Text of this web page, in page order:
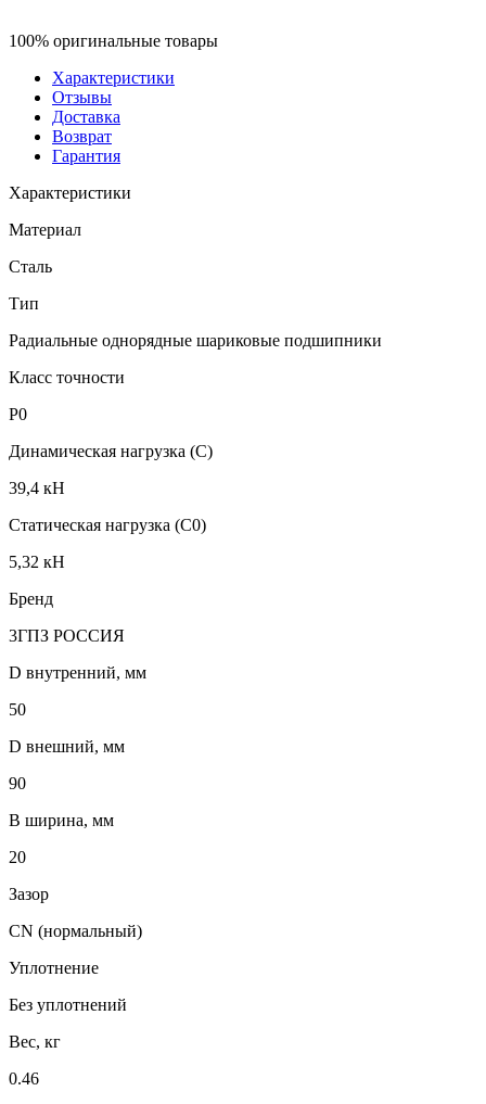
100% оригинальные товары
Характеристики
Отзывы
Доставка
Возврат
Гарантия
Характеристики
Материал
Сталь
Тип
Радиальные однорядные шариковые подшипники
Класс точности
P0
Динамическая нагрузка (C)
39,4 кН
Статическая нагрузка (C0)
5,32 кН
Бренд
3ГПЗ РОССИЯ
D внутренний, мм
50
D внешний, мм
90
B ширина, мм
20
Зазор
CN (нормальный)
Уплотнение
Без уплотнений
Вес, кг
0.46